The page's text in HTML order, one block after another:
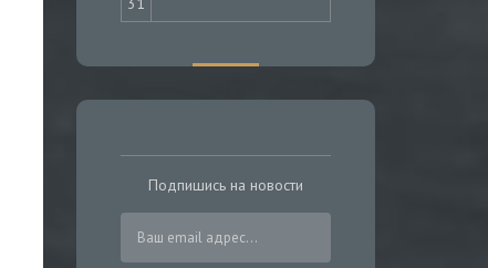
Подпишись на новости